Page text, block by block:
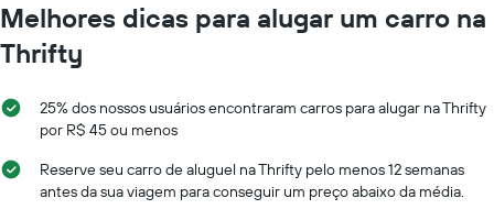
Melhores dicas para alugar um carro na
Thrifty
25% dos nossos usuários encontraram carros para alugar na Thrifty
por R$ 45 ou menos
Reserve seu carro de aluguel na Thrifty pelo menos 12 semanas
antes da sua viagem para conseguir um preço abaixo da média.